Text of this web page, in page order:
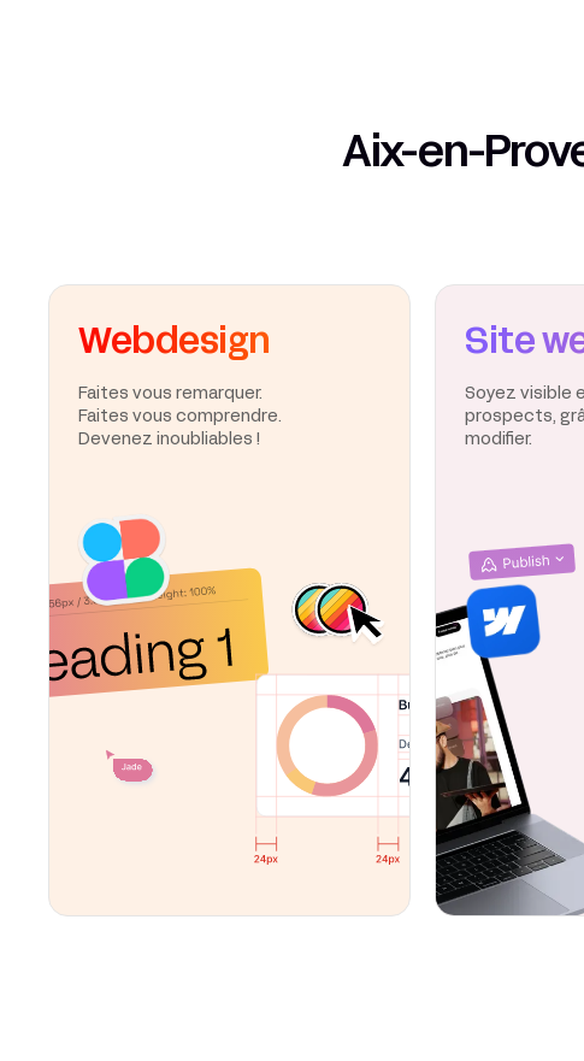
Aix-en-
Webdesign
Faites vous remarquer.
Faites vous comprendre.
Devenez inoubliables !
Site
Soyez visible
prospects,
modifier.